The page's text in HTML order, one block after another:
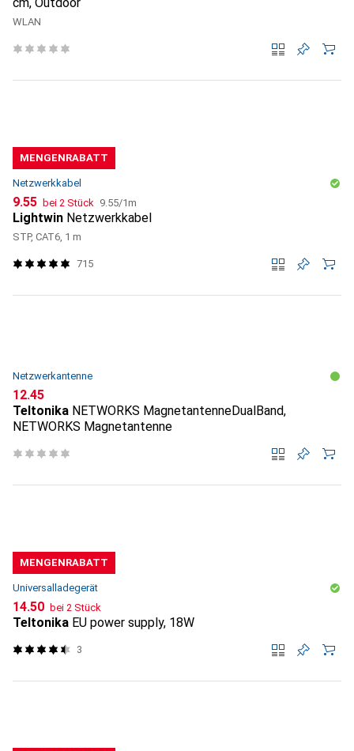
WLAN
MENGENRABATT
Netzwerkkabel
CHF
9.55 bei 2 Stück CHF
9.55/1m
Lightwin Netzwerkkabel
STP, CAT6, 1 m
715
Netzwerkantenne
CHF
12.45
Teltonika NETWORKS MagnetantenneDualBand,
NETWORKS Magnetantenne
MENGENRABATT
Universalladegerät
CHF
14.50 bei 2 Stück
Teltonika EU power supply, 18W
3